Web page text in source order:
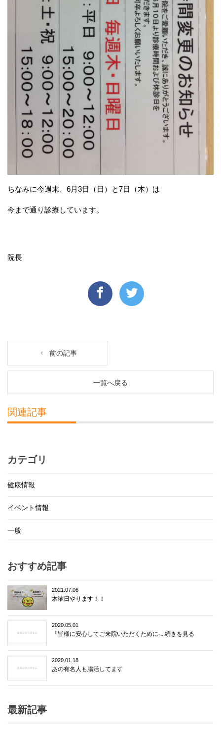
ちなみに今週末、6月3日（日）と7日（木）は
今まで通り診療しています。
院長
前の記事
一覧へ戻る
関連記事
カテゴリ
健康情報
イベント情報
一般
おすすめ記事
2021.07.06
木曜日やります！！
2020.05.01
「皆様に安心してご来院いただくために-...続きを見る
2020.01.18
あの有名人も腸活してます
最新記事